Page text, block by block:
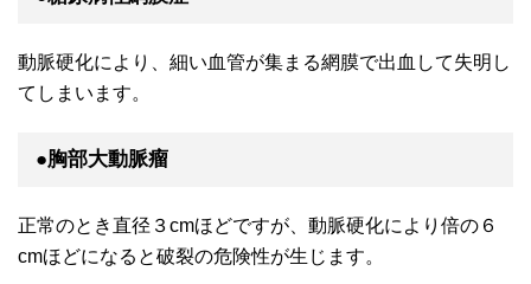
動脈硬化により、細い血管が集まる網膜で出血して失明し
てしまいます。
●胸部大動脈瘤
正常のとき直径３cmほどですが、動脈硬化により倍の６
cmほどになると破裂の危険性が生じます。